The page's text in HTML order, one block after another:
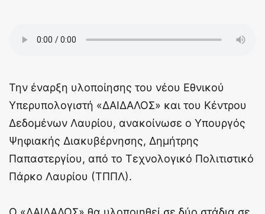
Την έναρξη υλοποίησης του νέου Εθνικού
Υπερυπολογιστή «ΔΑΙΔΑΛΟΣ» και του Κέντρου
Δεδομένων Λαυρίου, ανακοίνωσε ο Υπουργός
Ψηφιακής Διακυβέρνησης, Δημήτρης
Παπαστεργίου, από το Τεχνολογικό Πολιτιστικό
Πάρκο Λαυρίου (ΤΠΠΛ).